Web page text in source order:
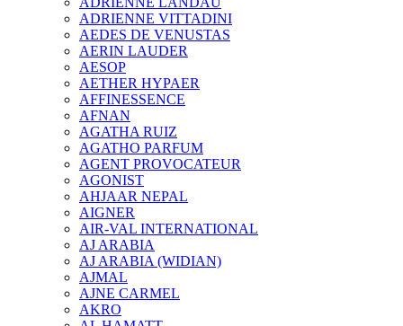
ADRIENNE VITTADINI
AEDES DE VENUSTAS
AERIN LAUDER
AESOP
AETHER HYPAER
AFFINESSENCE
AFNAN
AGATHA RUIZ
AGATHO PARFUM
AGENT PROVOCATEUR
AGONIST
AHJAAR NEPAL
AIGNER
AIR-VAL INTERNATIONAL
AJ ARABIA
AJ ARABIA (WIDIAN)
AJMAL
AJNE CARMEL
AKRO